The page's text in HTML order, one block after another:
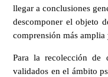
llegar a conclusiones
descomponer el objeto
comprensión más
Para la recolección de
validados en el ámbito